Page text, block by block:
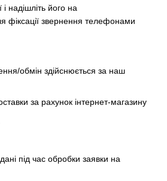
надішліть його на
фіксації звернення телефонами
обмін здійснюється за наш
за рахунок інтернет-магазину
під час обробки заявки на